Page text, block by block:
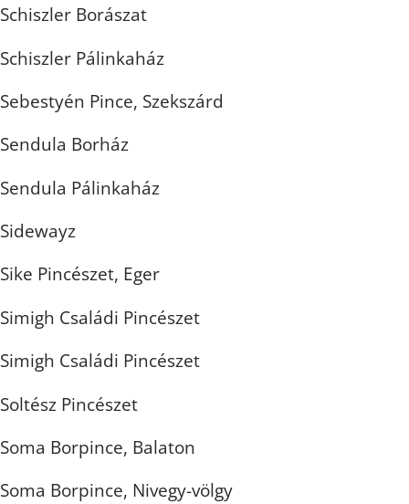
Schiszler Borászat
Schiszler Pálinkaház
Sebestyén Pince, Szekszárd
Sendula Borház
Sendula Pálinkaház
Sidewayz
Sike Pincészet, Eger
Simigh Családi Pincészet
Simigh Családi Pincészet
Soltész Pincészet
Soma Borpince, Balaton
Soma Borpince, Nivegy-völgy